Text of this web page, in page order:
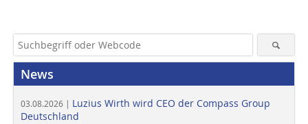
News
03.08.2026 | Luzius Wirth wird CEO der Compass Group
Deutschland